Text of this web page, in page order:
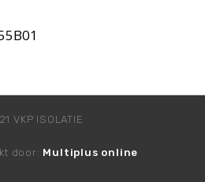
VKP ISOLATIE
door: Multiplus online